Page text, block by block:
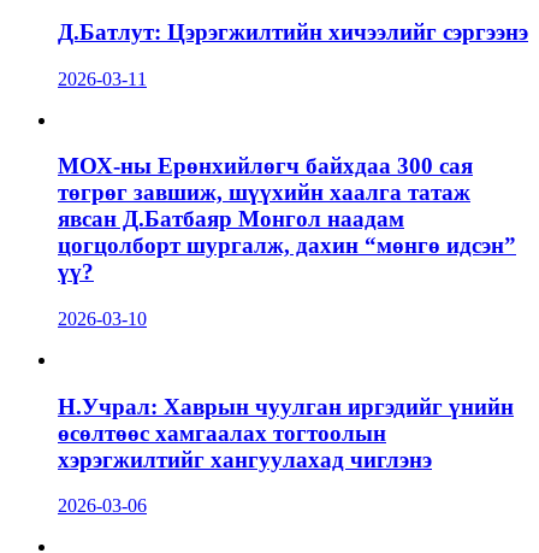
Д.Батлут: Цэрэгжилтийн хичээлийг сэргээнэ
2026-03-11
МОХ-ны Ерөнхийлөгч байхдаа 300 сая
төгрөг завшиж, шүүхийн хаалга татаж
явсан Д.Батбаяр Монгол наадам
цогцолборт шургалж, дахин “мөнгө идсэн”
үү?
2026-03-10
Н.Учрал: Хаврын чуулган иргэдийг үнийн
өсөлтөөс хамгаалах тогтоолын
хэрэгжилтийг хангуулахад чиглэнэ
2026-03-06